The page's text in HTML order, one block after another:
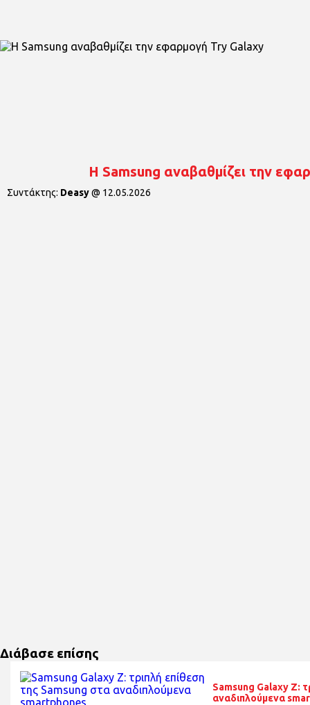
Η Samsung αναβαθμίζει την
Συντάκτης: Deasy@ 12.05.2026
Διάβασε επίσης
Samsung Galaxy Z:
αναδιπλούμενα